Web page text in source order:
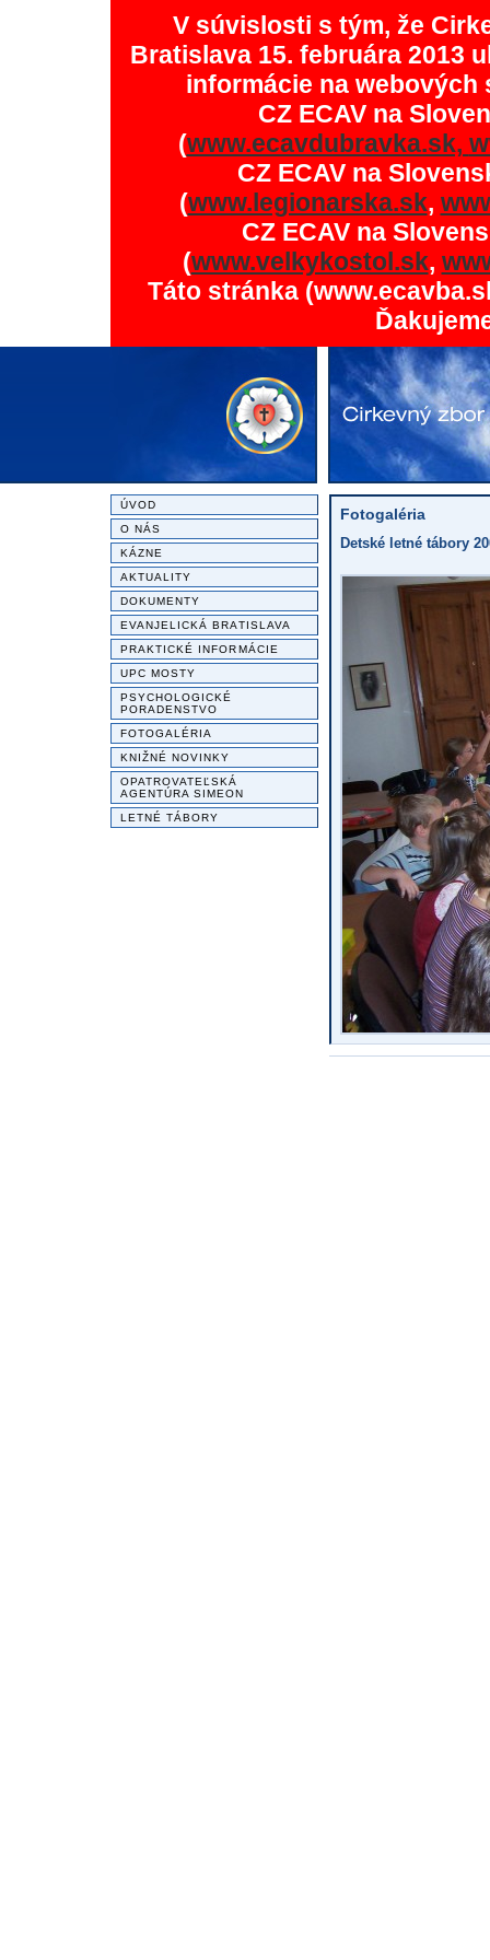
V súvislosti s tým, že
Bratislava 15. februára 2013
informácie na
CZ ECAV na
(www.ecavdubravka.sk,
CZ ECAV na
(www.legionarska.sk,
CZ ECAV na
(www.velkykostol.sk,
Táto stránka
ÚVOD
O NÁS
KÁZNE
AKTUALITY
DOKUMENTY
EVANJELICKÁ BRATISLAVA
PRAKTICKÉ INFORMÁCIE
UPC MOSTY
PSYCHOLOGICKÉ
PORADENSTVO
FOTOGALÉRIA
KNIŽNÉ NOVINKY
OPATROVATEĽSKÁ
AGENTÚRA SIMEON
LETNÉ TÁBORY
Fotogaléria
Detské letné tábory